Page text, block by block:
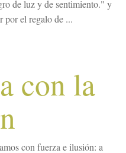
de luz y de sentimiento." y
por el regalo de ...
con la
con fuerza e ilusión: a